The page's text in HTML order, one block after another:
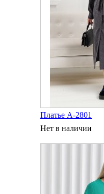
Платье А-2801
Нет в наличии